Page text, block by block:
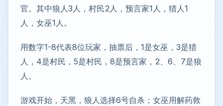
官。其中狼人3人，村民2人，预言家1人，猎人1
人，女巫1人。
用数字1-8代表8位玩家，抽票后，1是女巫，3是猎
人，4是村民，5是村民，8是预言家，2、6、7是狼
人。
游戏开始，天黑，狼人选择6号自杀；女巫用解药救